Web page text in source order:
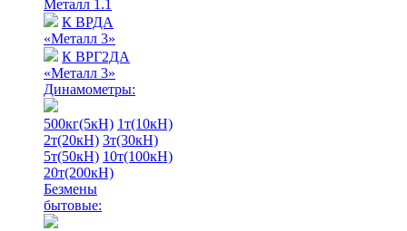
Металл 1.1
К ВРДА
«Металл 3»
К ВРГ2ДА
«Металл 3»
Динамометры:
500кг(5кН) 1т(10кН)
2т(20кН) 3т(30кН)
5т(50кН) 10т(100кН)
20т(200кН)
Безмены
бытовые: